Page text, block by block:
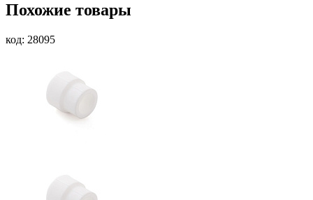
Похожие товары
код: 28095